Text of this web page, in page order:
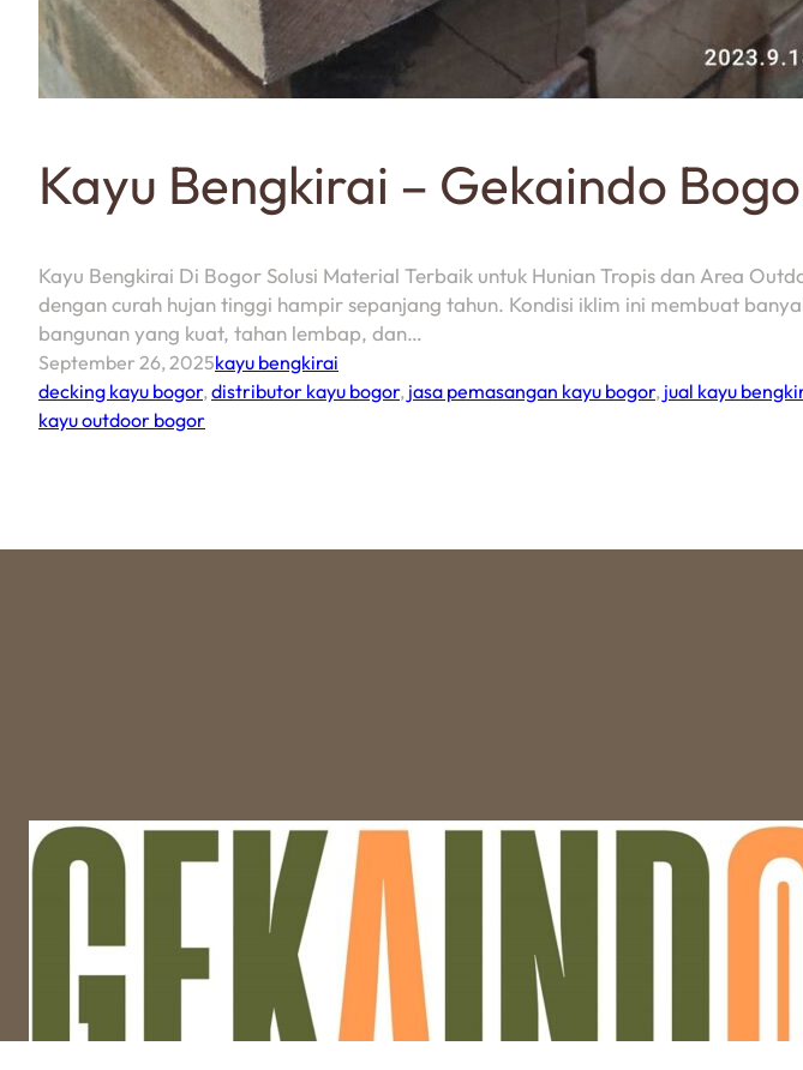
Kayu Bengkirai – Gekaindo
Kayu Bengkirai Di Bogor Solusi Material Terbaik untuk Hunian Tropis dan Area
dengan curah hujan tinggi hampir sepanjang tahun. Kondisi iklim ini membuat
bangunan yang kuat, tahan lembap, dan…
September 26, 2025kayu bengkirai
decking kayu bogor,distributor kayu bogor, jasa pemasangan kayu bogor, jual kayu
kayu outdoor bogor